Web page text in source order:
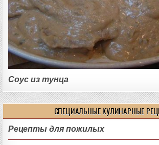
Соус из тунца
СПЕЦИАЛЬНЫЕ КУЛИНАРНЫЕ
Рецепты для пожилых